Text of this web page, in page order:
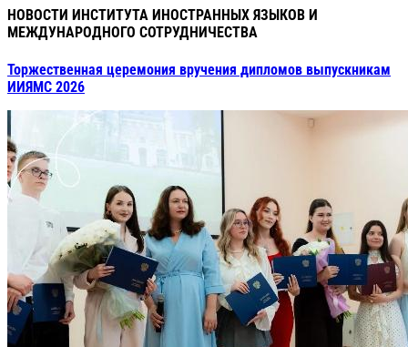
НОВОСТИ ИНСТИТУТА ИНОСТРАННЫХ ЯЗЫКОВ И
МЕЖДУНАРОДНОГО СОТРУДНИЧЕСТВА
Торжественная церемония вручения дипломов выпускникам
ИИЯМС 2026